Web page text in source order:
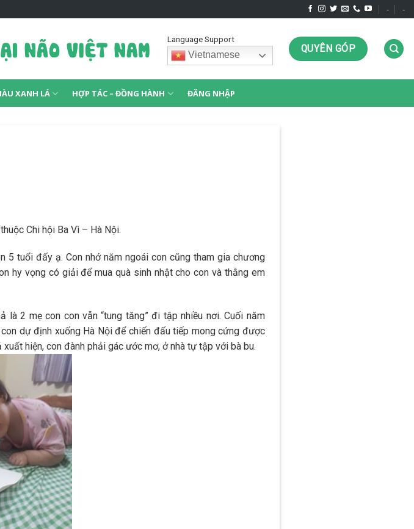
- -
Language Support
Vietnamese QUYÊN GÓP
XANH LÁ HỢP TÁC – ĐỒNG HÀNH ĐĂNG NHẬP
Chi hội Ba Vì – Hà Nội.
5 tuổi đấy ạ. Con nhớ năm ngoái con cũng tham gia chương
hy vọng có giải để mua quà sinh nhật cho con và thằng em
2 mẹ con con vẫn “tung tăng” đi tập nhiều nơi. Cuối năm
dự định xuống Hà Nội để chiến đấu tiếp mong cứng được
hiện, con đành phải gác ước mơ, ở nhà tự tập với bà bu.